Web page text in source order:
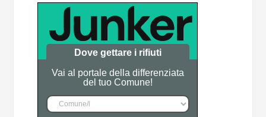
Dove gettare i rifiuti
Vai al portale della differenziata
del tuo Comune!